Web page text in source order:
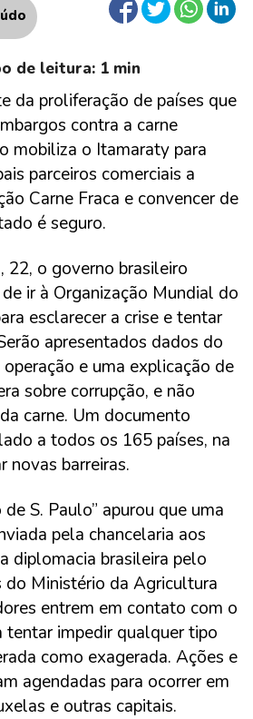
da proliferação de países que
contra a carne
mobiliza o Itamaraty para
parceiros comerciais a
Carne Fraca e convencer de
é seguro.
22, o governo brasileiro
ir à Organização Mundial do
esclarecer a crise e tentar
apresentados dados do
e uma explicação de
sobre corrupção, e não
carne. Um documento
a todos os 165 países, na
novas barreiras.
S. Paulo” apurou que uma
pela chancelaria aos
diplomacia brasileira pelo
do Ministério da Agricultura
entrem em contato com o
impedir qualquer tipo
como exagerada. Ações e
agendadas para ocorrer em
e outras capitais.